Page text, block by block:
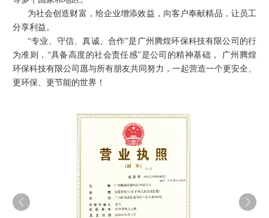
为社会创造财富，给企业增添效益，向客户奉献精品，让员工
分享利益。
“专业、守信、真诚、合作”是 广州腾煌环保科技有限公司 的行
为准则，“具备高度的社会责任感”是公司的精神基础，
广州腾煌
环保科技有限公司 愿与所有朋友共同努力，一起营造一个更安全、
更环保、更节能的世界！